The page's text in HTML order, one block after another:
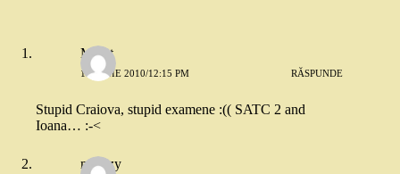
Merat
10 IUNIE 2010/12:15 PM RĂSPUNDE
Stupid Craiova, stupid examene :(( SATC 2 and
Ioana… :-<
mantzy